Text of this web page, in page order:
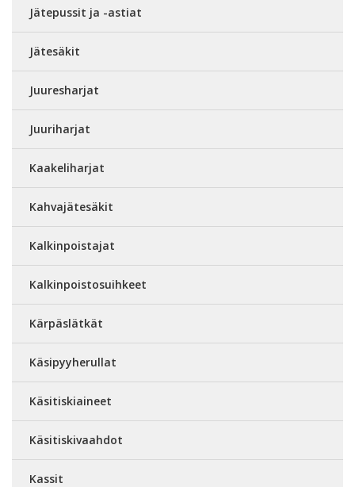
Jätepussit ja -astiat
Jätesäkit
Juuresharjat
Juuriharjat
Kaakeliharjat
Kahvajätesäkit
Kalkinpoistajat
Kalkinpoistosuihkeet
Kärpäslätkät
Käsipyyherullat
Käsitiskiaineet
Käsitiskivaahdot
Kassit